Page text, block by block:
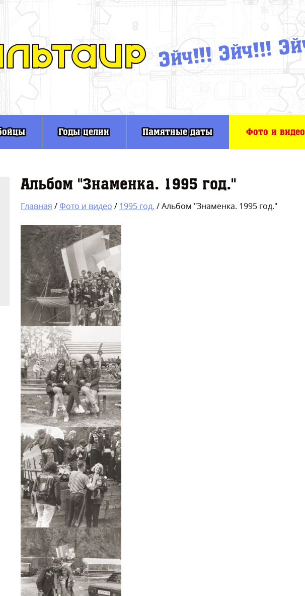
Годы целин Памятные даты Фото и видео
Альбом "Знаменка. 1995 год."
Главная / Фото и видео / 1995 год. / Альбом "Знаменка. 1995 год."